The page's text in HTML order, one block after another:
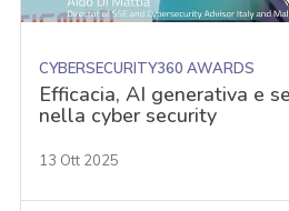
CYBERSECURITY360 AWARDS
Efficacia, AI generativa e
nella cyber security
13 Ott 2025